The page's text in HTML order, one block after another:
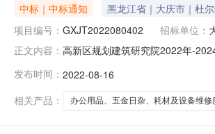
中标｜中标通知
黑龙江省｜大庆市｜杜
项目编号： GXJT2022080402 招标单位：
正文内容： 高新区规划建筑研究院2022年-
期：2022年08月16日09:00:00五
馨日用
发布时间： 2022-08-16
相关产品：
办公用品、五金日杂、耗材及设备维修